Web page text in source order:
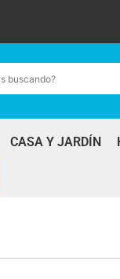
CASA Y JARDÍN